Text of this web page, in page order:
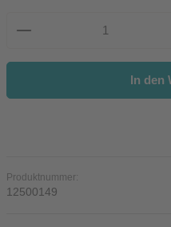
Produkt Anzahl: Gib
In den
Produktnummer:
12500149